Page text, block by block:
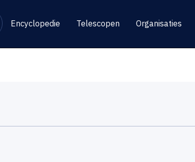
Encyclopedie Telescopen Organisaties